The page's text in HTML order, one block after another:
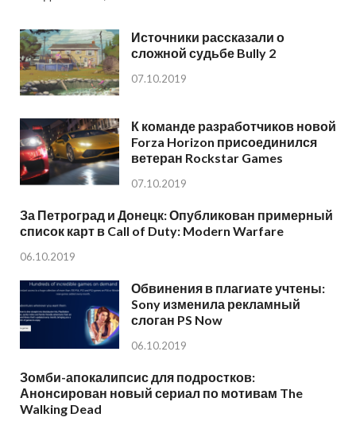
Источники рассказали о
сложной судьбе Bully 2
07.10.2019
К команде разработчиков новой
Forza Horizon присоединился
ветеран Rockstar Games
07.10.2019
За Петроград и Донецк: Опубликован примерный
список карт в Call of Duty: Modern Warfare
06.10.2019
Обвинения в плагиате учтены:
Sony изменила рекламный
слоган PS Now
06.10.2019
Зомби-апокалипсис для подростков:
Анонсирован новый сериал по мотивам The
Walking Dead